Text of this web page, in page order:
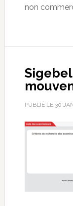
non
PUBLIÉ LE 30